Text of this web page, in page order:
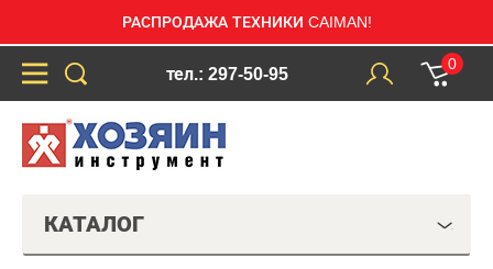
РАСПРОДАЖА ТЕХНИКИ CAIMAN!
тел.: 297-50-95
0
КАТАЛОГ